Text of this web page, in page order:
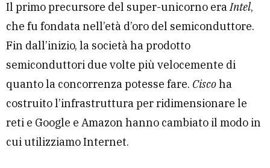
Il primo precursore del super-unicorno eraIntel,
che fu fondata nell’età d’oro del semiconduttore.
Fin dall’inizio, la società ha prodotto
semiconduttori due volte più velocemente di
quanto la concorrenza potesse fare. Ciscoha
costruito l’infrastruttura per ridimensionare le
reti e Google e Amazon hanno cambiato il modo in
cui utilizziamo Internet.